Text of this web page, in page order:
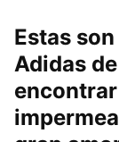
Estas
Adidas